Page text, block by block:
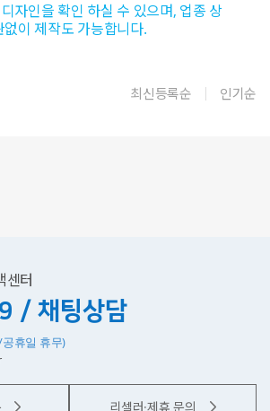
자인을 확인 하실 수 있으며, 업종 상
없이 제작도 가능합니다.
최신등록순 인기순
센터
/ 채팅상담
휴일 휴무)
리셀러·제휴 문의